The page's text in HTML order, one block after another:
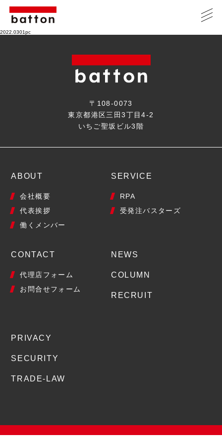
2022.0301pc
〒108-0073
東京都港区三田3丁目4-2
いちご聖坂ビル3階
ABOUT
会社概要
代表挨拶
働くメンバー
SERVICE
RPA
受発注バスターズ
CONTACT
代理店フォーム
お問合せフォーム
NEWS
COLUMN
RECRUIT
PRIVACY
SECURITY
TRADE-LAW